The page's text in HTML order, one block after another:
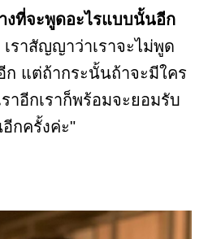
งที่จะพูดอะไรแบบนั้นอีก
เราสัญญาว่าเราจะไม่พูด
แต่ถ้ากระนั้นถ้าจะมีใคร
าอีกเราก็พร้อมจะยอมรับ
กครั้งค่ะ"